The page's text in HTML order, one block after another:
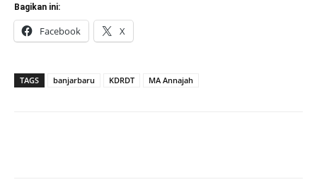
Bagikan ini:
Facebook X
TAGS banjarbaru KDRDT MA Annajah